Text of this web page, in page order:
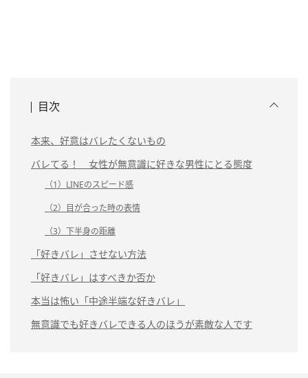
目次
本来、好意はバレたくないもの
バレてる！ 女性が無意識に好きな男性にとる態度
（1）LINEのスピード感
（2）目が合った時の表情
（3）下半身の距離
「好きバレ」させない方法
「好きバレ」はすべきか否か
本当は怖い「中途半端な好きバレ」
無意識でも好きバレできる人のほうが素敵な人です